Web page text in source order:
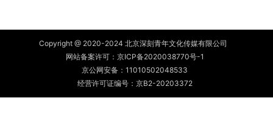
Copyright @ 2020-2024 北京深刻青年文化传媒有限公司
网站备案许可： 京ICP备2020038770号-1
京公网安备： 11010502048533
经营许可证编号：京B2-20203372